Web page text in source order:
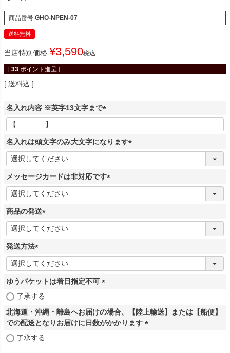
商品番号 GHO-NPEN-07
送料無料
当店特別価格 ¥3,590税込
[ 33 ポイント進呈 ]
送料込
名入れ内容 ※英字13文字まで
必
須
)
名入れは頭文字のみ大文字になります
必
)
メッセージカードは非対応です
必
)
商品の発送
(
必
)
発送方法
(
必
須
)
ゆうパケットは着日指定不可
須
)
了承する
北海道・沖縄・離島へお届けの場合、【陸上輸送】または【船便】
での配送となりお届けに日数がかかります
了承する